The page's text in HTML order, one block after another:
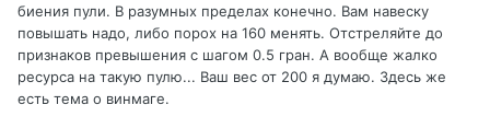
биения пули. В разумных пределах конечно. Вам навеску
повышать надо, либо порох на 160 менять. Отстреляйте до
признаков превышения с шагом 0.5 гран. А вообще жалко
ресурса на такую пулю... Ваш вес от 200 я думаю. Здесь же
есть тема о винмаге.